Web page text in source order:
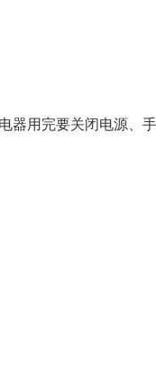
用完要关闭电源、手